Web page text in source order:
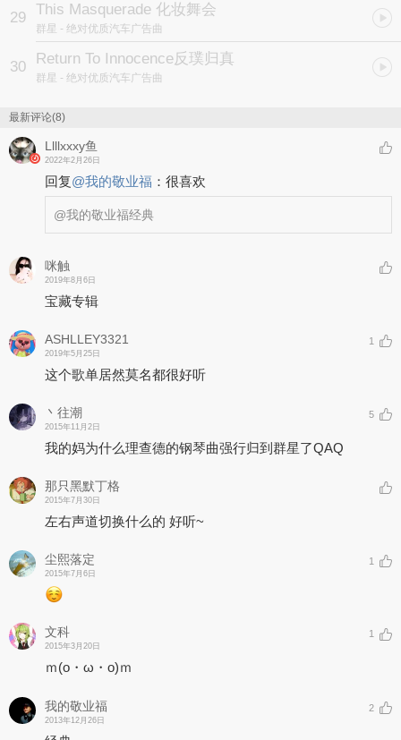
29 This Masquerade 化妆舞会
群星 - 绝对优质汽车广告曲
30 Return To Innocence反璞归真
群星 - 绝对优质汽车广告曲
最新评论(8)
Llllxxxy鱼
2022年2月26日
回复@我的敬业福 ： 很喜欢
@我的敬业福经典
咪触
2019年8月6日
宝藏专辑
ASHLLEY3321
2019年5月25日
1
这个歌单居然莫名都很好听
丶往潮
2015年11月2日
5
我的妈为什么理查德的钢琴曲强行归到群星了QAQ
那只黑默丁格
2015年7月30日
左右声道切换什么的 好听~
尘熙落定
2015年7月6日
1
文科
2015年3月20日
1
ｍ(o・ω・o)ｍ
我的敬业福
2013年12月26日
2